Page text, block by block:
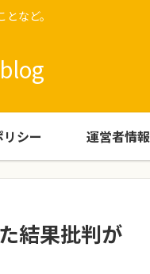
など。
シー 運営者情報
結果批判が